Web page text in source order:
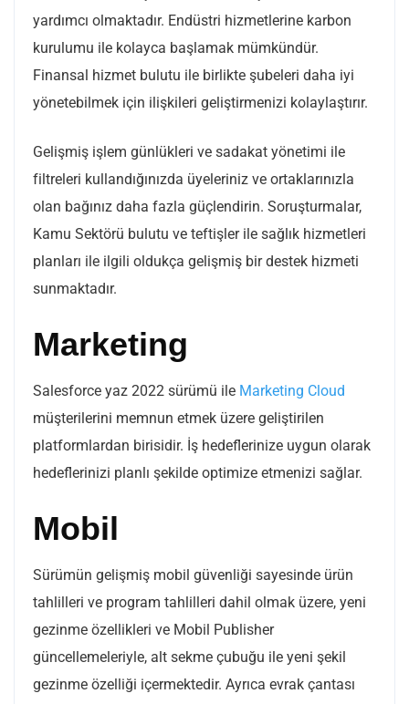
yardımcı olmaktadır. Endüstri hizmetlerine karbon
kurulumu ile kolayca başlamak mümkündür.
Finansal hizmet bulutu ile birlikte şubeleri daha iyi
yönetebilmek için ilişkileri geliştirmenizi kolaylaştırır.
Gelişmiş işlem günlükleri ve sadakat yönetimi ile
filtreleri kullandığınızda üyeleriniz ve ortaklarınızla
olan bağınız daha fazla güçlendirin. Soruşturmalar,
Kamu Sektörü bulutu ve teftişler ile sağlık hizmetleri
planları ile ilgili oldukça gelişmiş bir destek hizmeti
sunmaktadır.
Marketing
Salesforce yaz 2022 sürümü ile Marketing Cloud
müşterilerini memnun etmek üzere geliştirilen
platformlardan birisidir. İş hedeflerinize uygun olarak
hedeflerinizi planlı şekilde optimize etmenizi sağlar.
Mobil
Sürümün gelişmiş mobil güvenliği sayesinde ürün
tahlilleri ve program tahlilleri dahil olmak üzere, yeni
gezinme özellikleri ve Mobil Publisher
güncellemeleriyle, alt sekme çubuğu ile yeni şekil
gezinme özelliği içermektedir. Ayrıca evrak çantası